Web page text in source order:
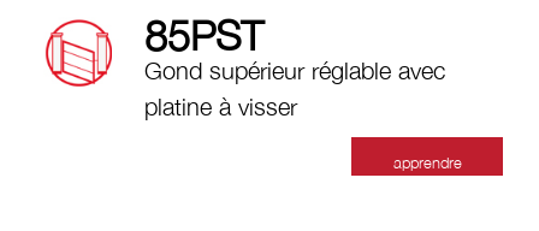
85PST
Gond supérieur réglable avec
platine à visser
apprendre